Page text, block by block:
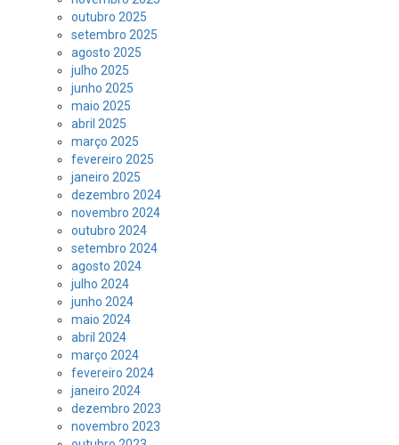
outubro 2025
setembro 2025
agosto 2025
julho 2025
junho 2025
maio 2025
abril 2025
março 2025
fevereiro 2025
janeiro 2025
dezembro 2024
novembro 2024
outubro 2024
setembro 2024
agosto 2024
julho 2024
junho 2024
maio 2024
abril 2024
março 2024
fevereiro 2024
janeiro 2024
dezembro 2023
novembro 2023